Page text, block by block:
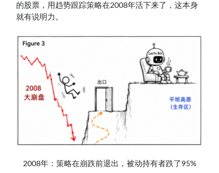
的股票，用趋势跟踪策略在2008年活下来了，这本身
就有说明力。
2008年：策略在崩跌前退出，被动持有者跌了95%